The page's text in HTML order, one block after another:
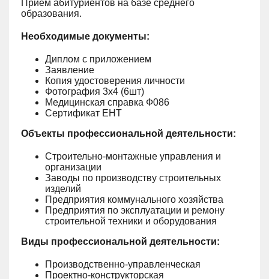
Приём абитуриентов на базе среднего
образования.
Необходимые документы:
Диплом с приложением
Заявление
Копия удостоверения личности
Фотография 3х4 (6шт)
Медицинская справка Ф086
Сертификат ЕНТ
Объекты профессиональной деятельности:
Строительно-монтажные управления и
организации
Заводы по производству строительных
изделий
Предприятия коммунального хозяйства
Предприятия по эксплуатации и ремону
строительной техники и оборудования
Виды профессиональной деятельности:
Производственно-управленческая
Проектно-конструкторская